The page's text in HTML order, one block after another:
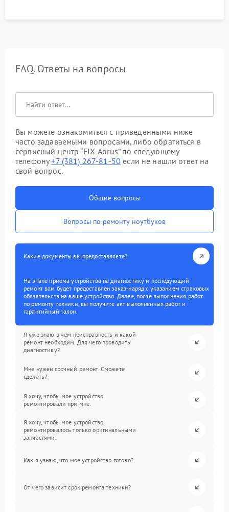
FAQ. Ответы на вопросы
Вы можете ознакомиться с приведенными ниже
часто задаваемыми вопросами, либо обратиться в
сервисный центр “FIX-Aorus” по следующему
телефону+7 (381) 267-81-50 если не нашли ответ на
свой вопрос.
Общие вопросы
Вопросы по ремонту ноутбуков
Какие документы вы предоставляете?
На этапе приема устройства на диагностику и последующий
ремонт вам будет предоставлен заказ-наряд с указанием страховых
обязательств на ваше устройство. Далее, после выполнения работ
по ремонту техники, вы получите акт выполненных работ и
гарантийный талон.
Я уже знаю в чем неисправность и какой
ремонт необходим. Для чего проводить
диагностику?
Мне нужен срочный ремонт. Сможете
сделать?
Я хочу, чтобы мое устройство
ремонтировали при мне.
Я хочу, чтобы мое устройство
ремонтировалось только оригинальными
запчастями.
Как я узнаю, что мое устройство готово?
От чего зависит срок ремонта техники?